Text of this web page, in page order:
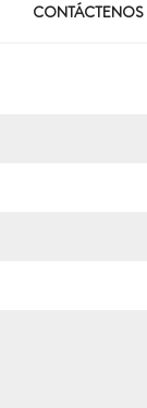
CONTÁCTENOS